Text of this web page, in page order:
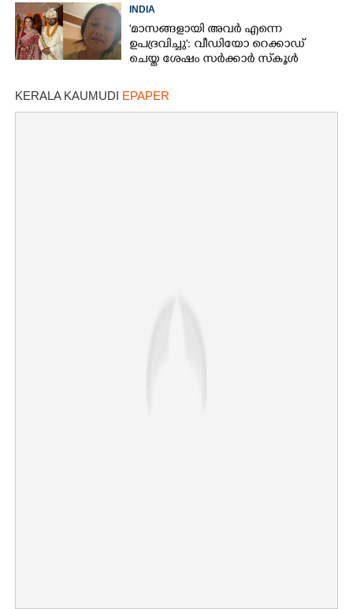
INDIA
'മാസങ്ങളായി അവർ എന്നെ
ഉപദ്രവിച്ചു': വീഡിയോ റെക്കാഡ്
ചെയ്ത ശേഷം സർക്കാർ സ്‌കൂൾ
KERALA KAUMUDI EPAPER